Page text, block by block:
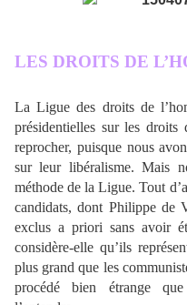
LES DROITS DE L’
La Ligue des droits de
présidentielles sur les droits
reprocher, puisque nous
sur leur libéralisme. Mais
méthode de la Ligue. Tout
candidats, dont Philippe
exclus a priori sans avoir
considère-elle qu’ils
plus grand que les
procédé bien étrange